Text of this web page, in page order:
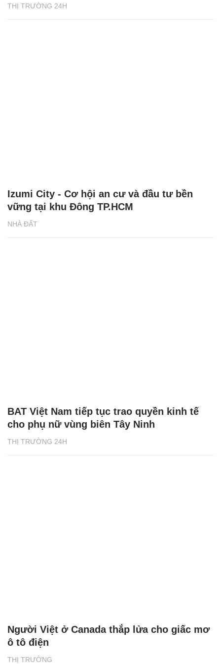
THỊ TRƯỜNG 24H
NHÀ ĐẤT
Izumi City - Cơ hội an cư và đầu tư bền
vững tại khu Đông TP.HCM
THỊ TRƯỜNG 24H
BAT Việt Nam tiếp tục trao quyền kinh tế
cho phụ nữ vùng biên Tây Ninh
THỊ TRƯỜNG
Người Việt ở Canada thắp lửa cho giấc mơ
ô tô điện